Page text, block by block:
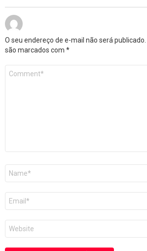
O seu endereço de e-mail não será publicado.
são marcados com *
mail
*